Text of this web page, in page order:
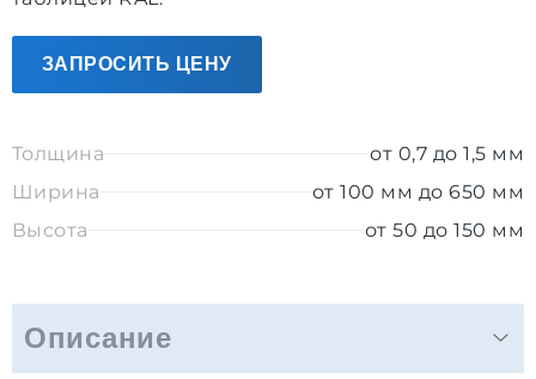
ЗАПРОСИТЬ ЦЕНУ
Толщина
от 0,7 до 1,5 мм
Ширина
от 100 мм до 650 мм
Высота
от 50 до 150 мм
Описание